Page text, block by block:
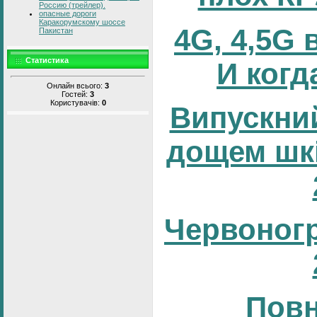
Россию (трейлер).
опасные дороги
Каракорумскому шоссе
Пакистан
Статистика
Онлайн всього: 3
Гостей: 3
Користувачів: 0
4G, 4,5G
И
дощем